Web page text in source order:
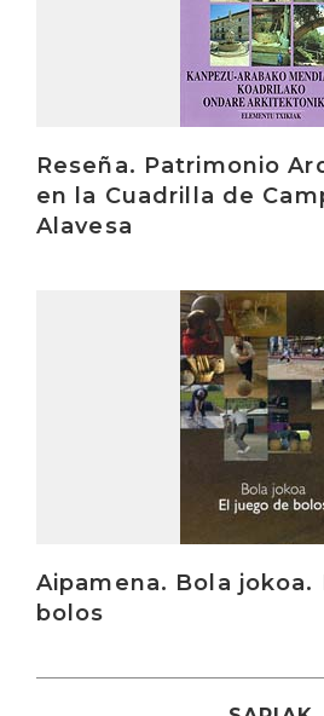
Reseña. Patrimonio
en la Cuadrilla de
Alavesa
Aipamena. Bola jokoa.
bolos